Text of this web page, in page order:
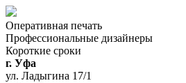
Оперативная печать
Профессиональные дизайнеры
Короткие сроки
г. Уфа
ул. Ладыгина 17/1